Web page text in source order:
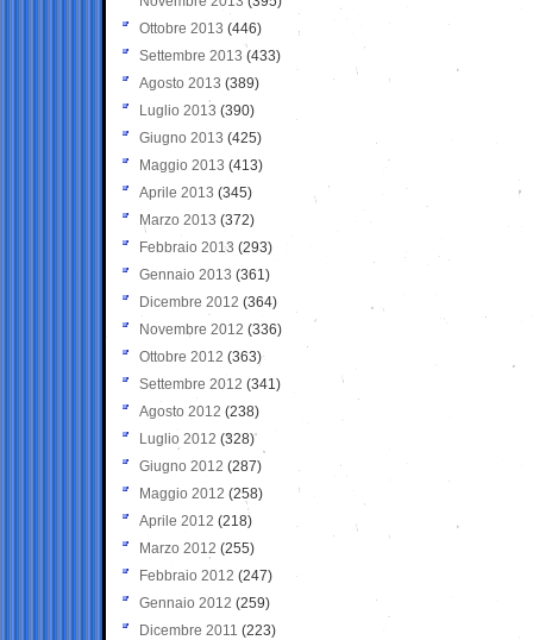
Ottobre 2013 (446)
Settembre 2013 (433)
Agosto 2013 (389)
Luglio 2013 (390)
Giugno 2013 (425)
Maggio 2013 (413)
Aprile 2013 (345)
Marzo 2013 (372)
Febbraio 2013 (293)
Gennaio 2013 (361)
Dicembre 2012 (364)
Novembre 2012 (336)
Ottobre 2012 (363)
Settembre 2012 (341)
Agosto 2012 (238)
Luglio 2012 (328)
Giugno 2012 (287)
Maggio 2012 (258)
Aprile 2012 (218)
Marzo 2012 (255)
Febbraio 2012 (247)
Gennaio 2012 (259)
Dicembre 2011 (223)